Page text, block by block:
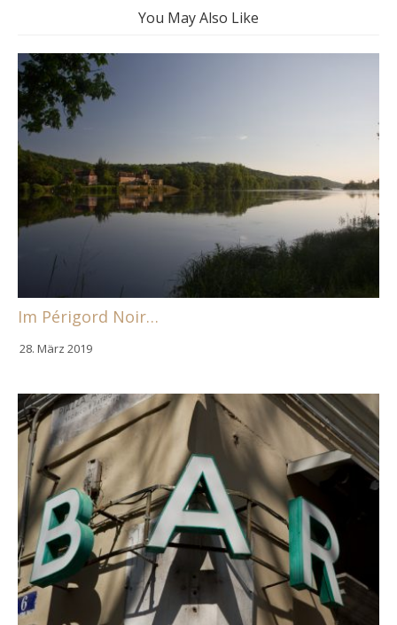
You May Also Like
Im Périgord Noir…
28. März 2019